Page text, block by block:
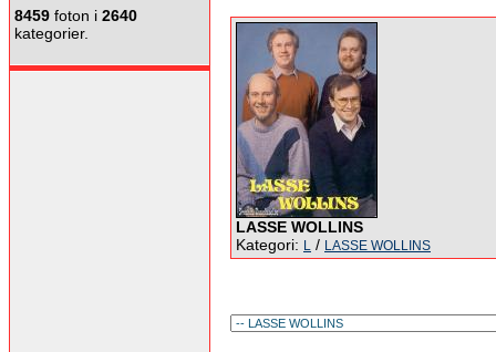
8459 foton i 2640
kategorier.
LASSE WOLLINS
Kategori: L / LASSE WOLLINS